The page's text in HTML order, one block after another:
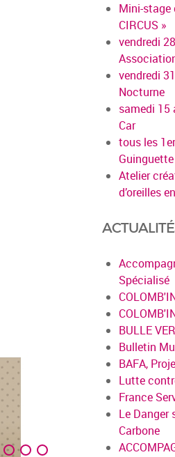
en savoir
Mini-stage
CIRCUS »
vendredi
vendredi
Nocturne
samedi 15
Car
tous les
Atelier
d’oreilles
Spécialisé
BULLE
Bulletin
BAFA,
Lutte
France
Le Danger
Carbone